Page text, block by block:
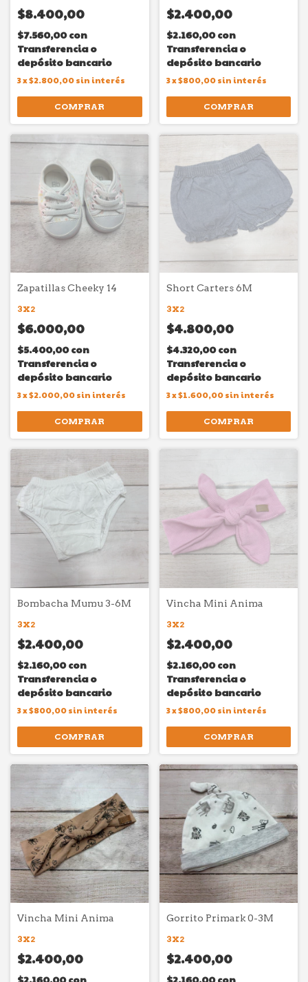
$8.400,00
$7.560,00con
Transferencia o
depósito bancario
3x$2.800,00sin interés
COMPRAR
$2.400,00
$2.160,00con
Transferencia o
depósito bancario
3x$800,00 sin interés
COMPRAR
Zapatillas Cheeky 14
3X2
$6.000,00
$5.400,00con
Transferencia o
depósito bancario
3x$2.000,00sin interés
COMPRAR
Short Carters 6M
3X2
$4.800,00
$4.320,00con
Transferencia o
depósito bancario
3x$1.600,00 sin interés
COMPRAR
Bombacha Mumu 3-6M
3X2
$2.400,00
$2.160,00con
Transferencia o
depósito bancario
3x$800,00sin interés
COMPRAR
Vincha Mini Anima
3X2
$2.400,00
$2.160,00con
Transferencia o
depósito bancario
3x$800,00 sin interés
COMPRAR
Vincha Mini Anima
3X2
$2.400,00
$2.160,00con
Gorrito Primark 0-3M
3X2
$2.400,00
$2.160,00con